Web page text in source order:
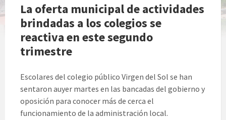
La oferta municipal de actividades
brindadas a los colegios se
reactiva en este segundo
trimestre
Escolares del colegio público Virgen del Sol se han
sentaron auyer martes en las bancadas del gobierno y
oposición para conocer más de cerca el
funcionamiento de la administración local.